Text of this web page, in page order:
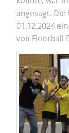
angesagt.
01.12.2024
von Floorball